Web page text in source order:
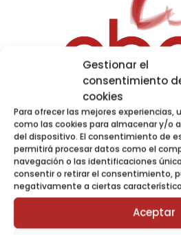
Gestionar el
consentimiento
cookies
Para ofrecer las mejores
como las cookies para almacenar y/o
del dispositivo. El consentimiento de
permitirá procesar datos como el
navegación o las identificaciones
consentir o retirar el consentimiento,
negativamente a ciertas
Aceptar
España